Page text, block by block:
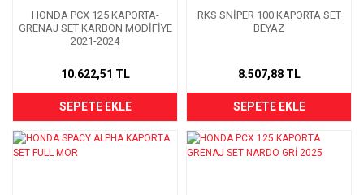
HONDA PCX 125 KAPORTA-
GRENAJ SET KARBON MODİFİYE
2021-2024
10.622,51 TL
SEPETE EKLE
RKS SNİPER 100 KAPORTA SET
BEYAZ
8.507,88 TL
SEPETE EKLE